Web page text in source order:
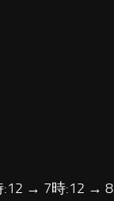
→ 7時:12 → 8